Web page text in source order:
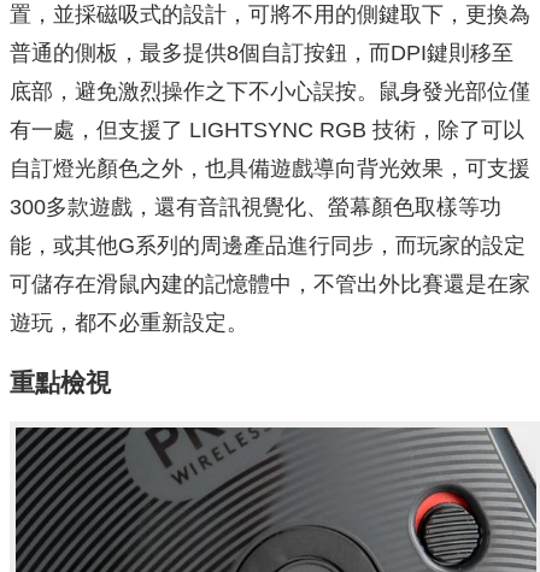
置，並採磁吸式的設計，可將不用的側鍵取下，更換為
普通的側板，最多提供8個自訂按鈕，而DPI鍵則移至
底部，避免激烈操作之下不小心誤按。鼠身發光部位僅
有一處，但支援了 LIGHTSYNC RGB 技術，除了可以
自訂燈光顏色之外，也具備遊戲導向背光效果，可支援
300多款遊戲，還有音訊視覺化、螢幕顏色取樣等功
能，或其他G系列的周邊產品進行同步，而玩家的設定
可儲存在滑鼠內建的記憶體中，不管出外比賽還是在家
遊玩，都不必重新設定。
重點檢視